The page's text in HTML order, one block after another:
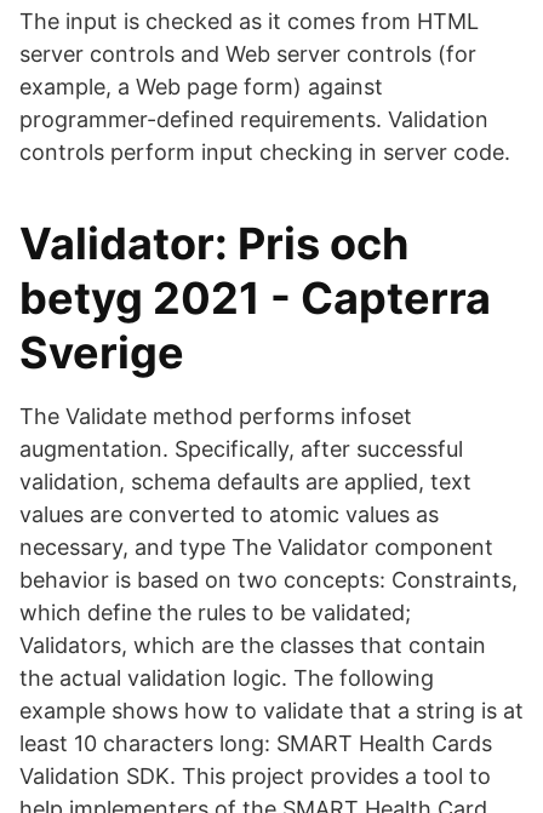
The input is checked as it comes from HTML
server controls and Web server controls (for
example, a Web page form) against
programmer-defined requirements. Validation
controls perform input checking in server code.
Validator: Pris och
betyg 2021 - Capterra
Sverige
The Validate method performs infoset
augmentation. Specifically, after successful
validation, schema defaults are applied, text
values are converted to atomic values as
necessary, and type The Validator component
behavior is based on two concepts: Constraints,
which define the rules to be validated;
Validators, which are the classes that contain
the actual validation logic. The following
example shows how to validate that a string is at
least 10 characters long: SMART Health Cards
Validation SDK. This project provides a tool to